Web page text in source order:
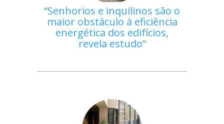
Senhorios e inquilinos são o
maior obstáculo à eficiência
energética dos edifícios,
revela estudo